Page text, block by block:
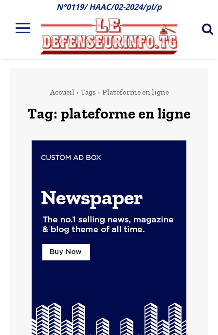
N°0119/ HAAC/02-2024/pl/p
Accueil Tags Plateforme en ligne
Tag: plateforme en ligne